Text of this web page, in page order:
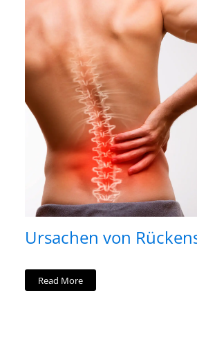
Ursachen von
Read More